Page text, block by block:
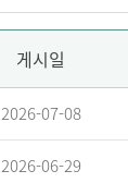
게시일
2026-07-08
2026-06-29